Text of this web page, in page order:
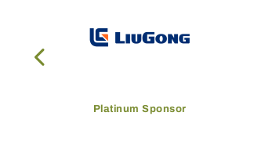
Platinum Sponsor